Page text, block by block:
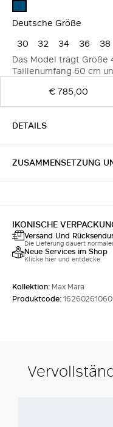
Deutsche Größe
30 32 34 36 38
Das Model trägt Größe
Taillenumfang 60 cm
€ 785,00
DETAILS
ZUSAMMENSETZUNG
IKONISCHE
Versand Und
Die Lieferung dauert
Neue Services im Shop
Klicke hier und entdecke
Kollektion: Max Mara
Produktcode: